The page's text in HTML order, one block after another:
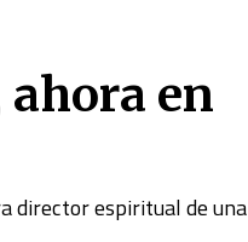
ahora en
director espiritual de una